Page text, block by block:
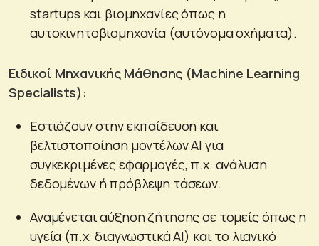
startups και βιομηχανίες όπως η
αυτοκινητοβιομηχανία (αυτόνομα οχήματα).
Ειδικοί Μηχανικής Μάθησης (Machine Learning
Specialists):
Εστιάζουν στην εκπαίδευση και
βελτιστοποίηση μοντέλων AI για
συγκεκριμένες εφαρμογές, π.χ. ανάλυση
δεδομένων ή πρόβλεψη τάσεων.
Αναμένεται αύξηση ζήτησης σε τομείς όπως η
υγεία (π.χ. διαγνωστικά AI) και το λιανικό